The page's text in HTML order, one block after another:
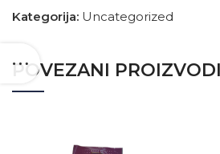
Kategorija: Uncategorized
POVEZANI PROIZVODI